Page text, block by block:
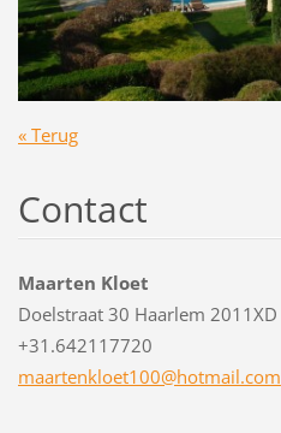
« Terug
Contact
Maarten Kloet
Doelstraat 30 Haarlem 2011XD
+31.642117720
maartenkloet100@hotmail.com